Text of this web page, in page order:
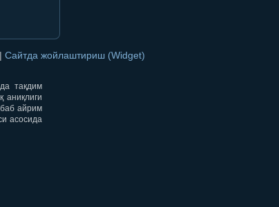
| Сайтда жойлаштириш (Widget)
тақдим
аниқлиги
айрим
асосида